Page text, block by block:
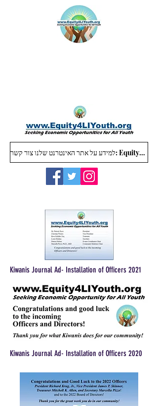
למידע על אתר האינטרנט שלנו צור קשר: Equity4LIYouth@gmail.com
Kiwanis Journal Ad- Installation of Officers 2021
Kiwanis Journal Ad- Installation of Officers 2020